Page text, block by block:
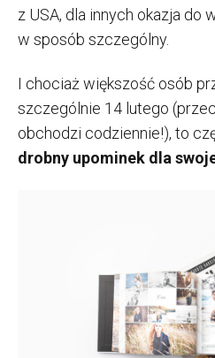
z USA, dla innych okazja do
w sposób szczególny.
I chociaż większość osób
szczególnie 14 lutego
obchodzi codziennie!), to
drobny upominek dla